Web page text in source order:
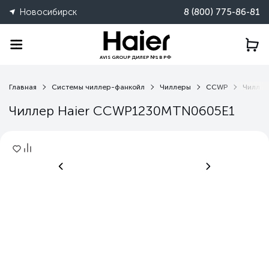
Новосибирск 8 (800) 775-86-81
AVIS GROUP ДИЛЕР №1 В РФ
Главная Системы чиллер-фанкойл Чиллеры CCWP
Чиллер Haier CCWP1230MTN0605E1